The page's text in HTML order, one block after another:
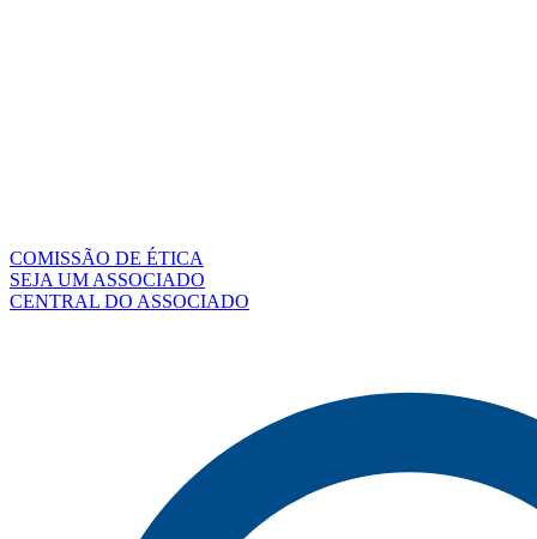
COMISSÃO DE ÉTICA
SEJA UM ASSOCIADO
CENTRAL DO ASSOCIADO